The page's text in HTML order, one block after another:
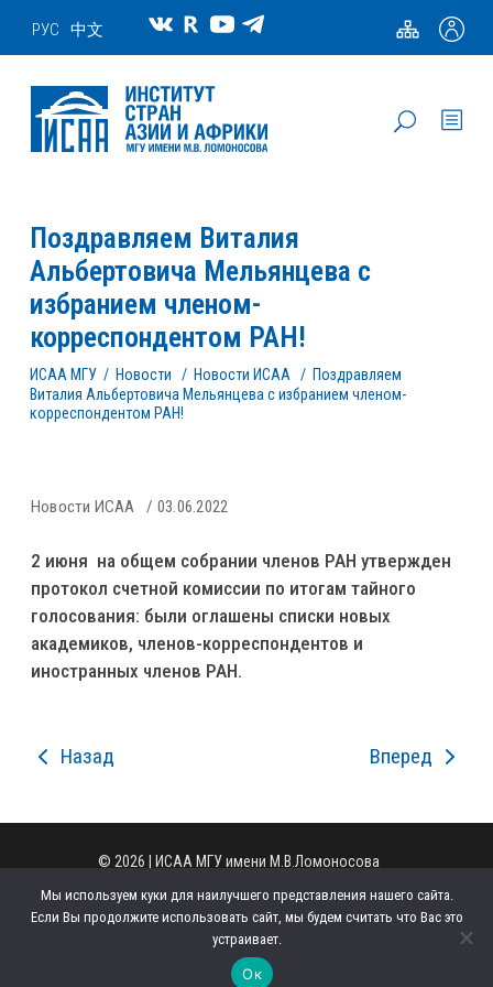
РУС 中文
Поздравляем Виталия
Альбертовича Мельянцева с
избранием членом-
корреспондентом РАН!
ИСАА МГУ / Новости / Новости ИСАА / Поздравляем
Виталия Альбертовича Мельянцева с избранием членом-
корреспондентом РАН!
Новости ИСАА 03.06.2022
2 июня на общем собрании членов РАН утвержден
протокол счетной комиссии по итогам тайного
голосования: были оглашены списки новых
академиков, членов-корреспондентов и
иностранных членов РАН.
Назад Вперед
© 2026 | ИСАА МГУ имени М.В.Ломоносова
125009, г. Москва, ул. Моховая, д. 11, стр. 1.
office.iaas@org.msu.ru
Сделано вAble
Мы используем куки для наилучшего представления нашего сайта.
Если Вы продолжите использовать сайт, мы будем считать что Вас это
устраивает.
Ок